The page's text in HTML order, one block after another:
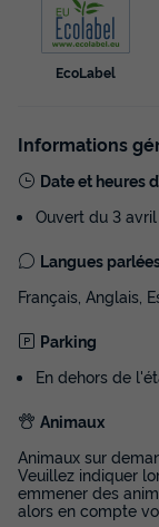
Animaux autorisés *
Salon de jardin
BUNGALOW 4
Pers. | Terrasse
du19/09/2026
Modifier les dates
EcoLabel
Informations
Date et heures
Ouvert du 3
Langues
Français, Anglais,
Parking
En dehors de
Animaux
Animaux sur
Veuillez indiquer
emmener des
alors en compte